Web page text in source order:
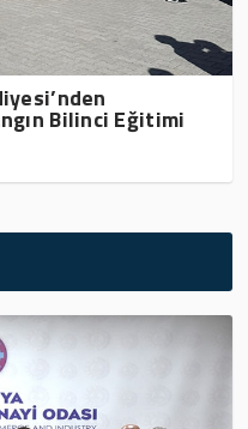
Bilinci Eğitimi